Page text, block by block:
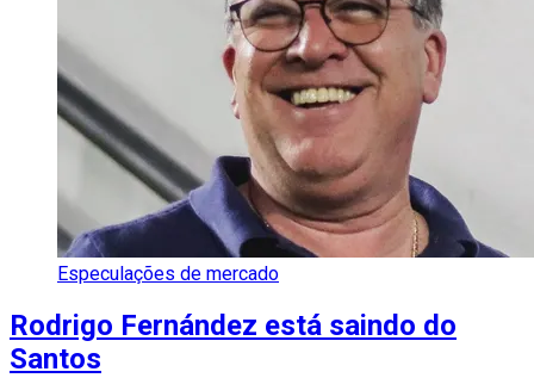
Especulações de mercado
Rodrigo Fernández está saindo do
Santos